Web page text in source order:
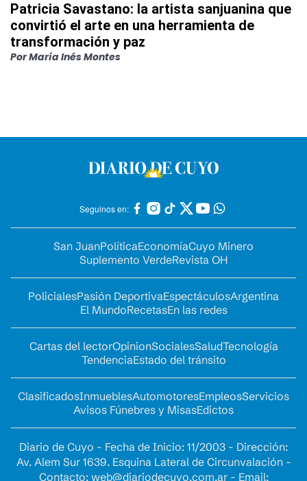
Patricia Savastano: la artista sanjuanina que
convirtió el arte en una herramienta de
transformación y paz
PorMaría Inés Montes
Seguinos en:
San JuanPolíticaEconomíaCuyo Minero
Suplemento VerdeRevista OH
PolicialesPasión DeportivaEspectáculosArgentina
El MundoRecetasEn las redes
Cartas del lectorOpinionSocialesSaludTecnología
TendenciaEstado del tránsito
ClasificadosInmueblesAutomotoresEmpleosServicios
Avisos Fúnebres y MisasEdictos
Diario de Cuyo - Fecha de Inicio: 11/2003 - Dirección:
Av. Alem Sur 1639. Esquina Lateral de Circunvalación -
Contacto: web@diariodecuyo.com.ar- Email: